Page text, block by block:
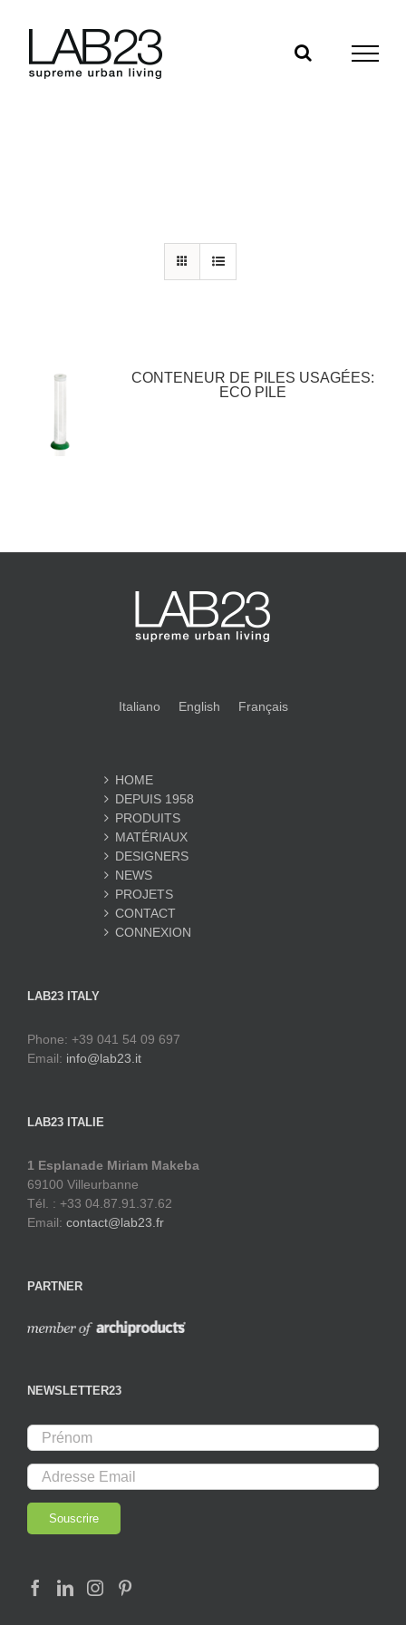
CONTENEUR DE PILES USAGÉES:
ECO PILE
Italiano English Français
HOME
DEPUIS 1958
PRODUITS
MATÉRIAUX
DESIGNERS
NEWS
PROJETS
CONTACT
CONNEXION
LAB23 ITALY
Phone: +39 041 54 09 697
Email: info@lab23.it
LAB23 ITALIE
1 Esplanade Miriam Makeba
69100 Villeurbanne
Tél. : +33 04.87.91.37.62
Email: contact@lab23.fr
PARTNER
NEWSLETTER23